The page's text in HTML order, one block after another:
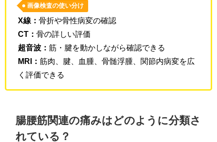
画像検査の使い分け
X線： 骨折や骨性病変の確認
CT： 骨の詳しい評価
超音波： 筋・腱を動かしながら確認できる
MRI： 筋肉、腱、血腫、骨髄浮腫、関節内病変を広
く評価できる
腸腰筋関連の痛みはどのように分類さ
れている？